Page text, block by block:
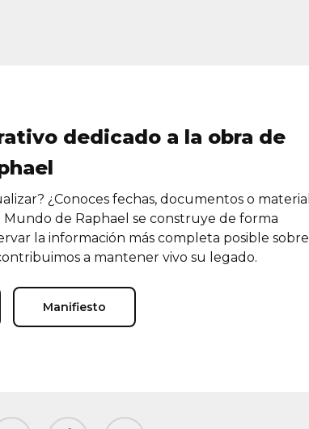
dedicado a la obra de
¿Conoces fechas, documentos o material
de Raphael se construye de forma
la información más completa posible sobre
a mantener vivo su legado.
Manifiesto
tiktok email